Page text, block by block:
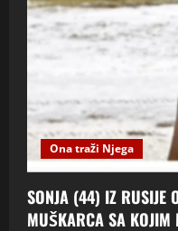
Ona traži Njega
SONJA (44) IZ RUSIJE
MUŠKARCA SA